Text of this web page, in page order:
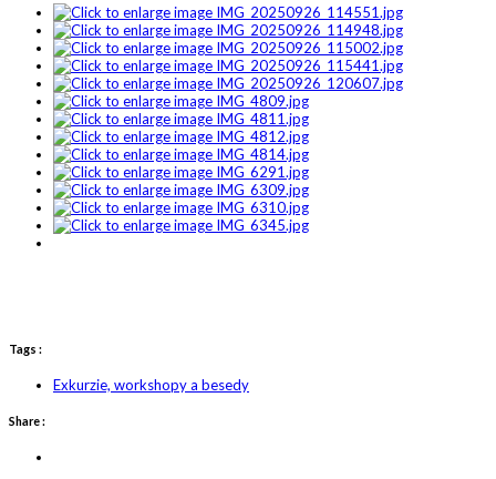
Tags :
Exkurzie, workshopy a besedy
Share :